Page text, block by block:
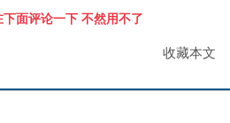
面评论一下 不然用不了
收藏本文